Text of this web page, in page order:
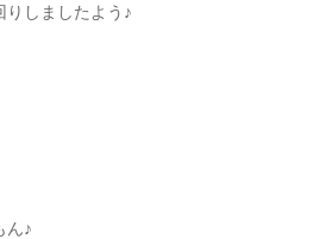
りしましたよう♪
ん♪